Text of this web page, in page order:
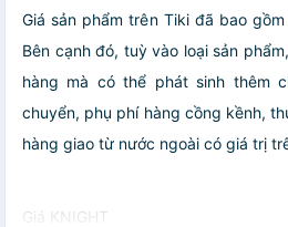
Giá sản phẩm trên Tiki đã bao
Bên cạnh đó, tuỳ vào loại sản
hàng mà có thể phát sinh thêm
chuyển, phụ phí hàng cồng kềnh,
hàng giao từ nước ngoài có giá trị
Giá KNIGHT